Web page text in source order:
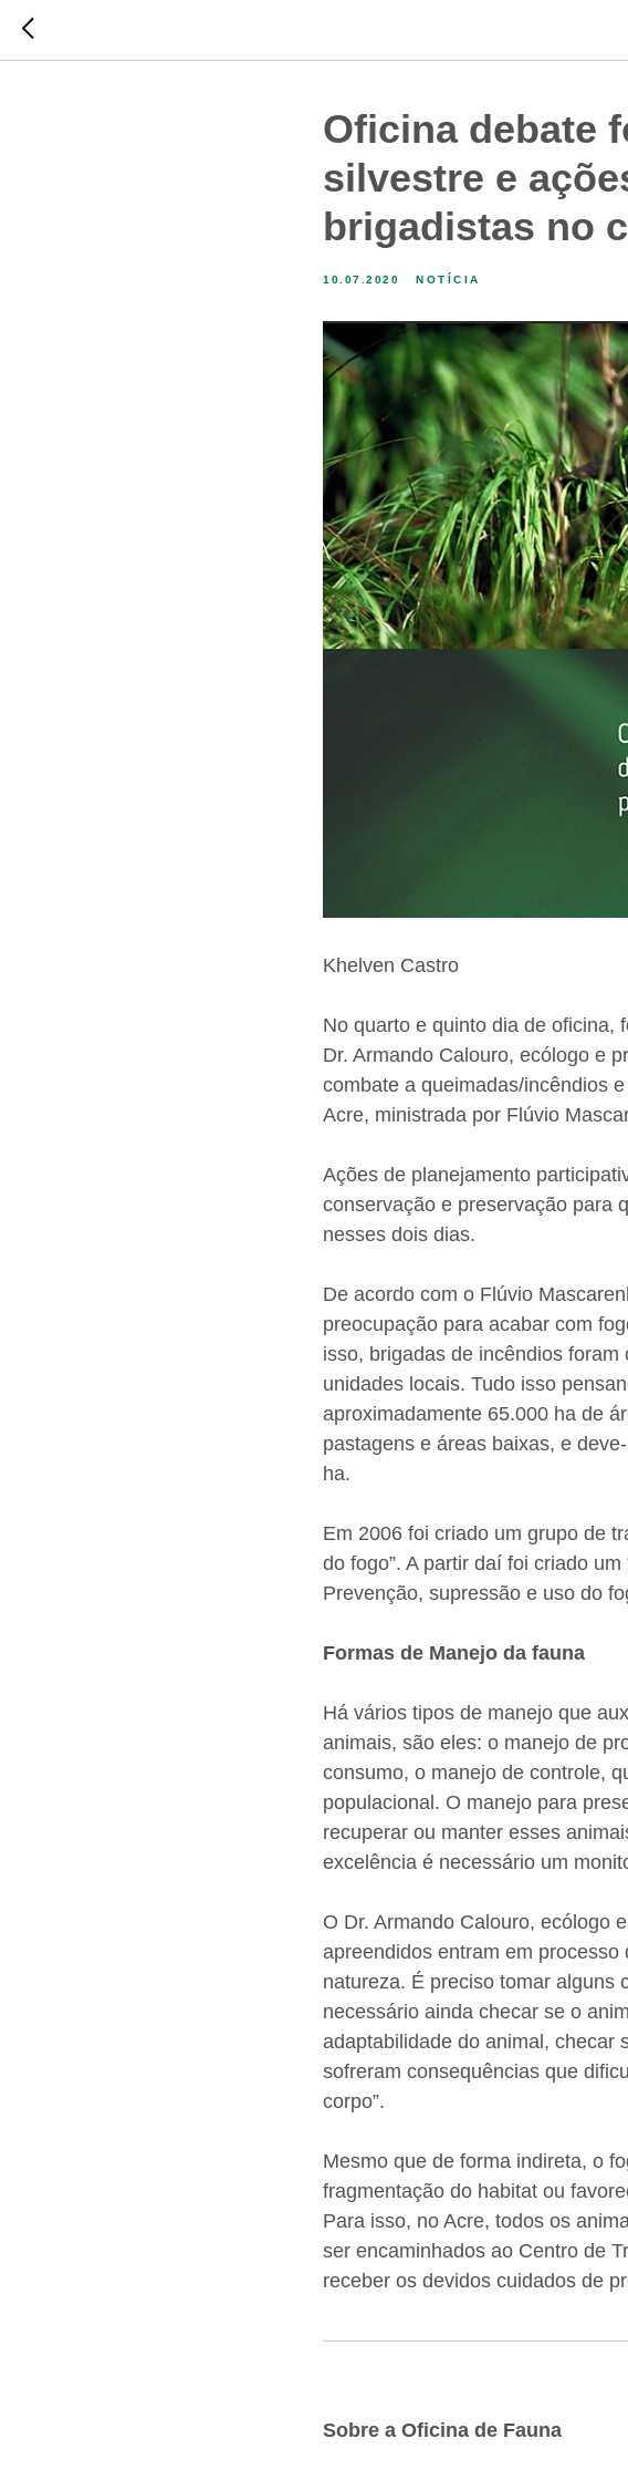
Oficina debate
silvestre e
brigadistas no
10.07.2020 NOTÍCIA
Khelven Castro
No quarto e quinto dia de oficina,
Dr. Armando Calouro, ecólogo e
combate a queimadas/incêndios
Acre, ministrada por Flúvio
Ações de planejamento
conservação e preservação para
nesses dois dias.
De acordo com o Flúvio
preocupação para acabar com
isso, brigadas de incêndios
unidades locais. Tudo isso
aproximadamente 65.000 ha de
pastagens e áreas baixas, e
ha.
Em 2006 foi criado um grupo de
do fogo”. A partir daí foi criado
Prevenção, supressão e uso do
Formas de Manejo da fauna
Há vários tipos de manejo que
animais, são eles: o manejo de
consumo, o manejo de controle,
populacional. O manejo para
recuperar ou manter esses
excelência é necessário um
O Dr. Armando Calouro, ecólogo
apreendidos entram em
natureza. É preciso tomar alguns
necessário ainda checar se o
adaptabilidade do animal, checar
sofreram consequências que
corpo”.
Mesmo que de forma indireta, o
fragmentação do habitat ou
Para isso, no Acre, todos os
ser encaminhados ao Centro de
receber os devidos cuidados de
Sobre a Oficina de Fauna